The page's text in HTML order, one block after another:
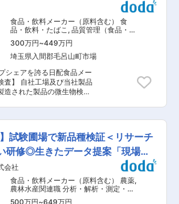
食品・飲料メーカー（原料含む） 食
品・飲料・たばこ , 品質管理（食品・香
料・飼料） 分析・解析・測定・各種評
価試験（食品・香料・飼料）
300万円~449万円
埼玉県入間郡毛呂山町市場
シェアを誇る日配食品メー
査】 自社工場及び当社製品
造された製品の微生物検査
品、レトルト製品、海産物
品を製造し、販売しており
ある当工場では、各工場で
学検査、官能検査に加え、
り、売上、販売数の増加に
増加しております。 その
惣菜工場の微生物検査業務
生物検査の準備から菌数
基づく出荷可否判断業
】試験圃場で新品種検証＜リサーチ
研修◎生きたデータ提案「現場
会社
食品・飲料メーカー（原料含む） 農薬,
農林水産関連職 分析・解析・測定・各
種評価試験（食品・香料・飼料）
500万円~649万円